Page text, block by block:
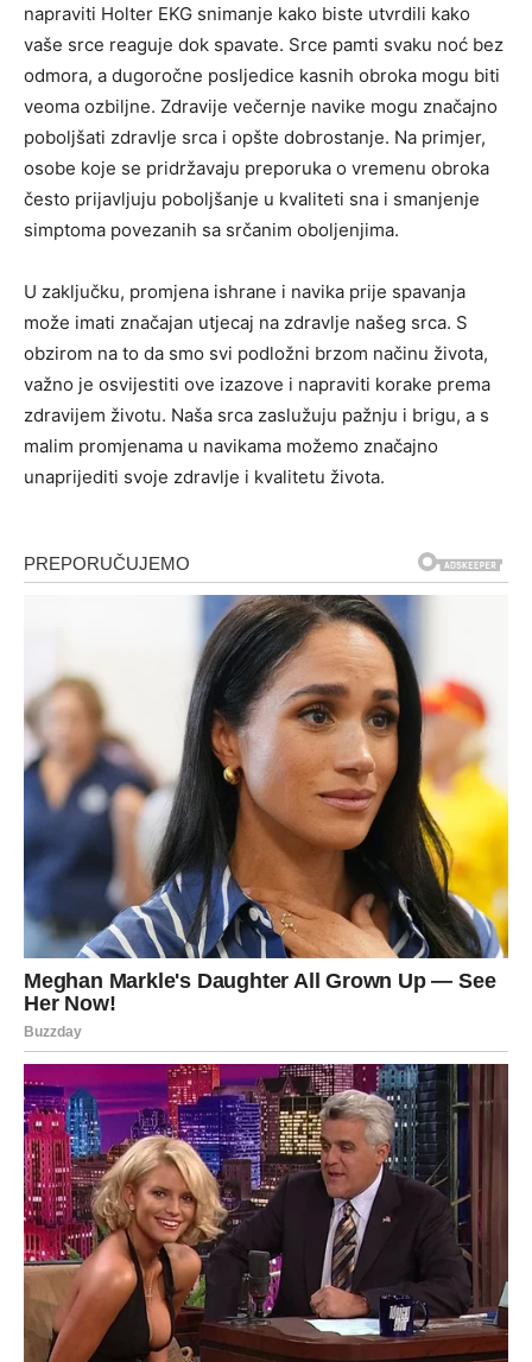
napraviti Holter EKG snimanje kako biste utvrdili kako
vaše srce reaguje dok spavate. Srce pamti svaku noć bez
odmora, a dugoročne posljedice kasnih obroka mogu biti
veoma ozbiljne. Zdravije večernje navike mogu značajno
poboljšati zdravlje srca i opšte dobrostanje. Na primjer,
osobe koje se pridržavaju preporuka o vremenu obroka
često prijavljuju poboljšanje u kvaliteti sna i smanjenje
simptoma povezanih sa srčanim oboljenjima.
U zaključku, promjena ishrane i navika prije spavanja
može imati značajan utjecaj na zdravlje našeg srca. S
obzirom na to da smo svi podložni brzom načinu života,
važno je osvijestiti ove izazove i napraviti korake prema
zdravijem životu. Naša srca zaslužuju pažnju i brigu, a s
malim promjenama u navikama možemo značajno
unaprijediti svoje zdravlje i kvalitetu života.